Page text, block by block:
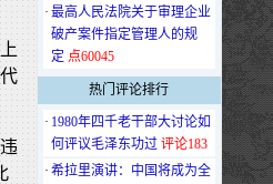
· 最高人民法院关于审理企业
破产案件指定管理人的规
定 点60045
热门评论排行
· 1980年四千老干部大讨论如
何评议毛泽东功过 评论183
· 希拉里演讲：中国将成为全